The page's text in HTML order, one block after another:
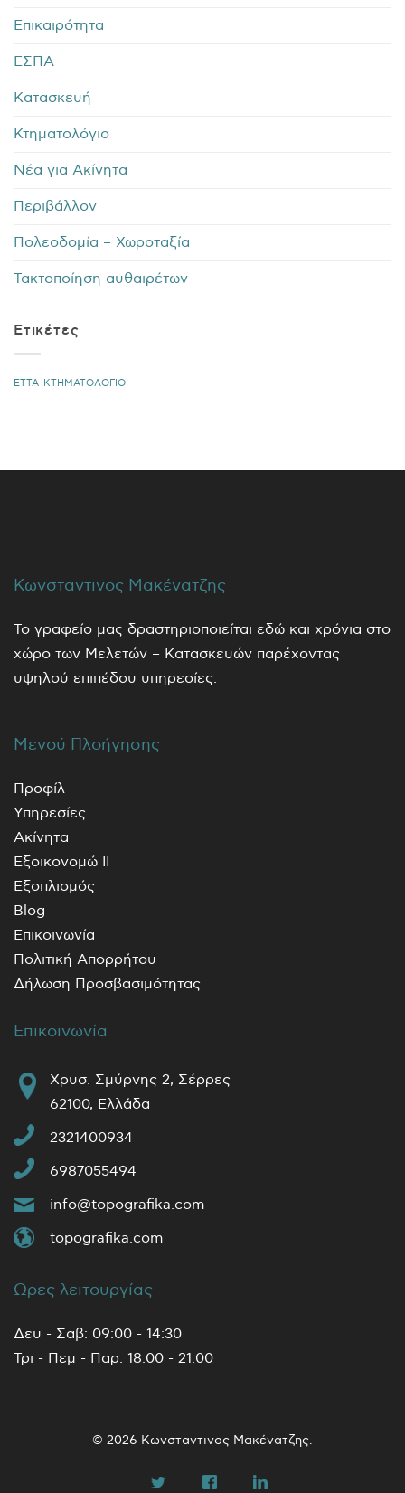
Επικαιρότητα
ΕΣΠΑ
Κατασκευή
Κτηματολόγιο
Νέα για Ακίνητα
Περιβάλλον
Πολεοδομία – Χωροταξία
Τακτοποίηση αυθαιρέτων
Ετικέτες
ΕΤΤΑ ΚΤΗΜΑΤΟΛΟΓΙΟ
Κωνσταντινος Μακένατζης
Το γραφείο μας δραστηριοποιείται εδώ και χρόνια στο
χώρο των Μελετών – Κατασκευών παρέχοντας
υψηλού επιπέδου υπηρεσίες.
Μενού Πλοήγησης
Προφίλ
Υπηρεσίες
Ακίνητα
Εξοικονομώ ΙΙ
Εξοπλισμός
Blog
Επικοινωνία
Πολιτική Απορρήτου
Δήλωση Προσβασιμότητας
Επικοινωνία
Χρυσ. Σμύρνης 2, Σέρρες
62100, Ελλάδα
2321400934
6987055494
info@topografika.com
topografika.com
Ωρες λειτουργίας
Δευ - Σαβ: 09:00 - 14:30
Τρι - Πεμ - Παρ: 18:00 - 21:00
© 2026 Κωνσταντινος Μακένατζης.